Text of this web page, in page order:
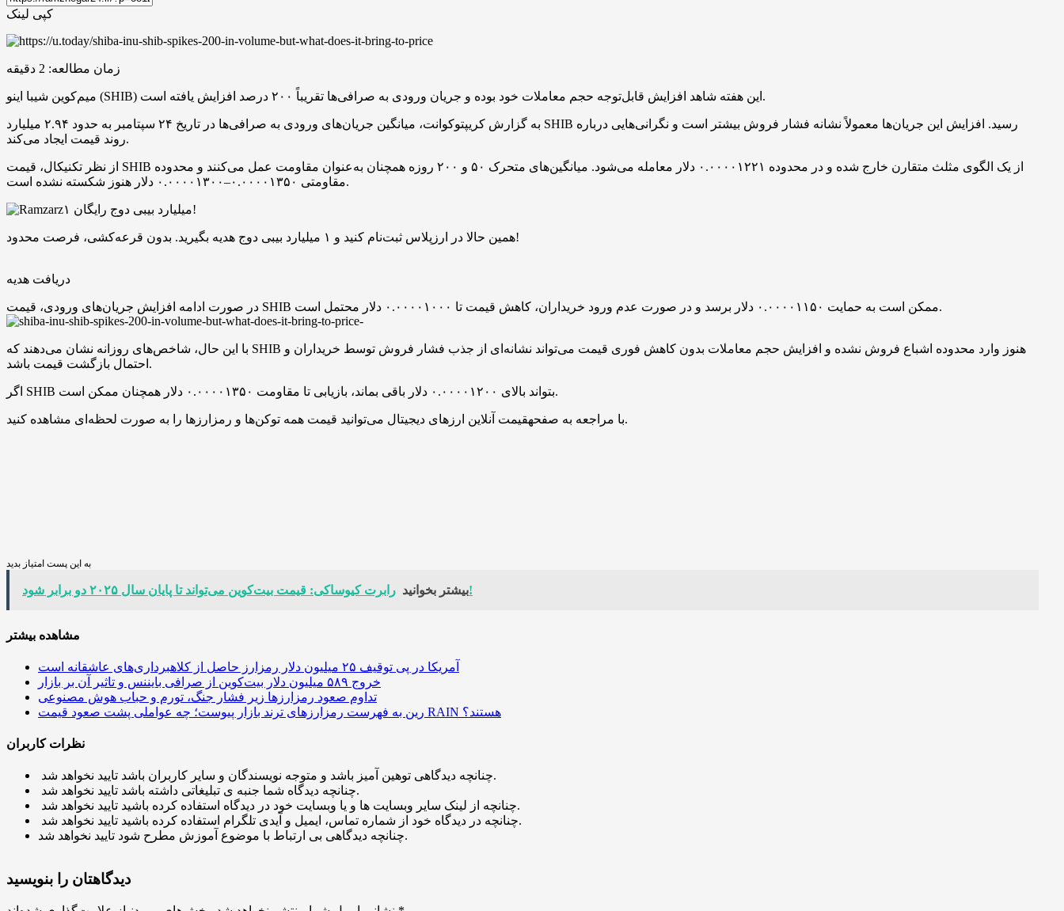
کپی لینک
زمان مطالعه: 2 دقیقه
میم‌کوین شیبا اینو (SHIB) این هفته شاهد افزایش قابل‌توجه حجم معاملات خود بوده و جریان ورودی به صرافی‌ها تقریباً ۲۰۰ درصد افزایش یافته است.
به‌ گزارش کریپتوکوانت، میانگین جریان‌های ورودی به صرافی‌ها در تاریخ ۲۴ سپتامبر به حدود ۲.۹۴ میلیارد SHIB رسید. افزایش این جریان‌ها معمولاً نشانه فشار فروش بیشتر است و نگرانی‌هایی درباره
روند قیمت ایجاد می‌کند.
از نظر تکنیکال، قیمت SHIB از یک الگوی مثلث متقارن خارج شده و در محدوده ۰.۰۰۰۰۱۲۲۱ دلار معامله می‌شود. میانگین‌های متحرک ۵۰ و ۲۰۰ روزه همچنان به‌عنوان مقاومت عمل می‌کنند و محدوده
مقاومتی ۰.۰۰۰۰۱۳۵۰–۰.۰۰۰۰۱۳۰۰ دلار هنوز شکسته نشده‌ است.
۱ میلیارد بیبی دوج رایگان!
همین حالا در ارزپلاس ثبت‌نام کنید و ۱ میلیارد بیبی دوج هدیه بگیرید. بدون قرعه‌کشی، فرصت محدود!
دریافت هدیه
در صورت ادامه افزایش جریان‌های ورودی، قیمت SHIB ممکن است به حمایت ۰.۰۰۰۰۱۱۵۰ دلار برسد و در صورت عدم ورود خریداران، کاهش قیمت تا ۰.۰۰۰۰۱۰۰۰ دلار محتمل است.
با این حال، شاخص‌های روزانه نشان می‌دهند که SHIB هنوز وارد محدوده اشباع فروش نشده و افزایش حجم معاملات بدون کاهش فوری قیمت می‌تواند نشانه‌ای از جذب فشار فروش توسط خریداران و
احتمال بازگشت قیمت باشد.
اگر SHIB بتواند بالای ۰.۰۰۰۰۱۲۰۰ دلار باقی بماند، بازیابی تا مقاومت ۰.۰۰۰۰۱۳۵۰ دلار همچنان ممکن است.
با مراجعه به صفحهقیمت آنلاین ارزهای دیجیتال می‌توانید قیمت همه توکن‌ها و رمزارزها را به صورت لحظه‌ای مشاهده کنید.
به این پست امتیاز بدید
بیشتر بخوانیدرابرت کیوساکی: قیمت بیت‌کوین می‌تواند تا پایان سال ۲۰۲۵ دو برابر شود!
مشاهده بیشتر
آمریکا در پی توقیف ۲۵ میلیون دلار رمزارز حاصل از کلاهبرداری‌های عاشقانه است
خروج ۵۸۹ میلیون دلار بیت‌کوین از صرافی بایننس و تاثیر آن بر بازار
تداوم صعود رمزارزها زیر فشار جنگ، تورم و حباب هوش مصنوعی
رین به فهرست رمزارزهای ترند بازار پیوست؛ چه عواملی پشت صعود قیمت RAIN هستند؟
نظرات کاربران
چنانچه دیدگاهی توهین آمیز باشد و متوجه نویسندگان و سایر کاربران باشد تایید نخواهد شد.
چنانچه دیدگاه شما جنبه ی تبلیغاتی داشته باشد تایید نخواهد شد.
چنانچه از لینک سایر وبسایت ها و یا وبسایت خود در دیدگاه استفاده کرده باشید تایید نخواهد شد.
چنانچه در دیدگاه خود از شماره تماس، ایمیل و آیدی تلگرام استفاده کرده باشید تایید نخواهد شد.
چنانچه دیدگاهی بی ارتباط با موضوع آموزش مطرح شود تایید نخواهد شد.
دیدگاهتان را بنویسید